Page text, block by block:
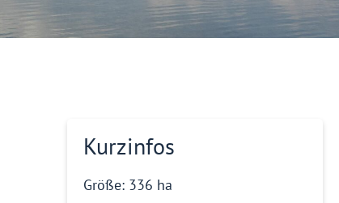
Kurzinfos
Größe: 336 ha